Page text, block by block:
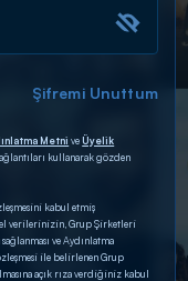
Şifremi Unuttum
Metni veÜyelik
kullanarak gözden
kabul etmiş
verilerinizin, Grup Şirketleri
ve Aydınlatma
ile belirlenen Grup
açık rıza verdiğiniz kabul